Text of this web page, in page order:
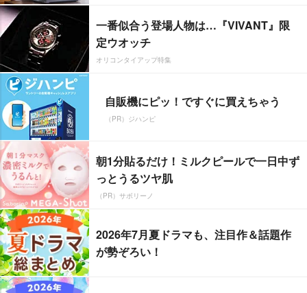
一番似合う登場人物は…『VIVANT』限
定ウオッチ
オリコンタイアップ特集
自販機にピッ！ですぐに買えちゃう
（PR）ジハンピ
朝1分貼るだけ！ミルクピールで一日中ず
っとうるツヤ肌
（PR）サボリーノ
2026年7月夏ドラマも、注目作＆話題作
が勢ぞろい！